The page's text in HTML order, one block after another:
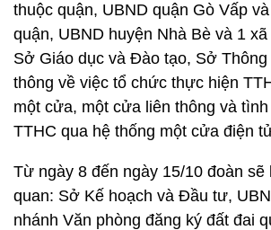
thuộc quận, UBND quận Gò Vấp
quận, UBND huyện Nhà Bè và 1
Sở Giáo dục và Đào tạo, Sở Thông
thông về việc tổ chức thực hiện
một cửa, một cửa liên thông và
TTHC qua hệ thống một cửa điện
Từ ngày 8 đến ngày 15/10 đoàn
quan: Sở Kế hoạch và Đầu tư,
nhánh Văn phòng đăng ký đất đai